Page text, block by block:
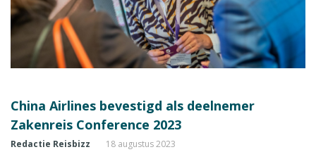
China Airlines bevestigd als deelnemer
Zakenreis Conference 2023
Redactie Reisbizz 18 augustus 2023